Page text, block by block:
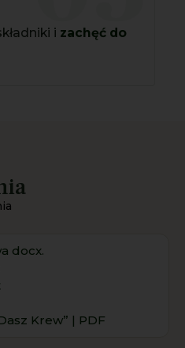
i zachęć do
docx.
Krew” | PDF